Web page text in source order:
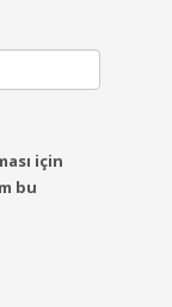
için
bu